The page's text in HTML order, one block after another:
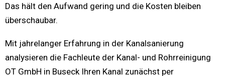
Das hält den Aufwand gering und die Kosten bleiben
überschaubar.
Mit jahrelanger Erfahrung in der Kanalsanierung
analysieren die Fachleute der Kanal- und Rohrreinigung
OT GmbH in Buseck Ihren Kanal zunächst per